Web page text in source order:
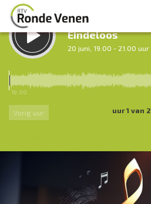
LUISTER TERUG:
Eindeloos
20 juni, 19.00 - 21.00 uur
19.00
Vorig uur uur 1 van 2